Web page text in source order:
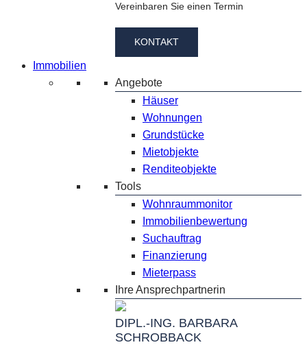
Vereinbaren Sie einen Termin
KONTAKT
Immobilien
Angebote
Häuser
Wohnungen
Grundstücke
Mietobjekte
Renditeobjekte
Tools
Wohnraummonitor
Immobilienbewertung
Suchauftrag
Finanzierung
Mieterpass
Ihre Ansprechpartnerin
DIPL.-ING. BARBARA
SCHROBBACK